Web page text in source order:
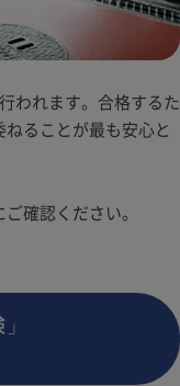
われます。合格するた
ることが最も安心と
確認ください。